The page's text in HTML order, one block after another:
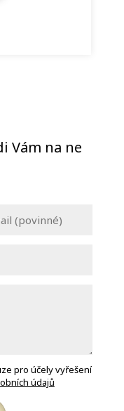
Vám na ne
pro účely vyřešení
údajů